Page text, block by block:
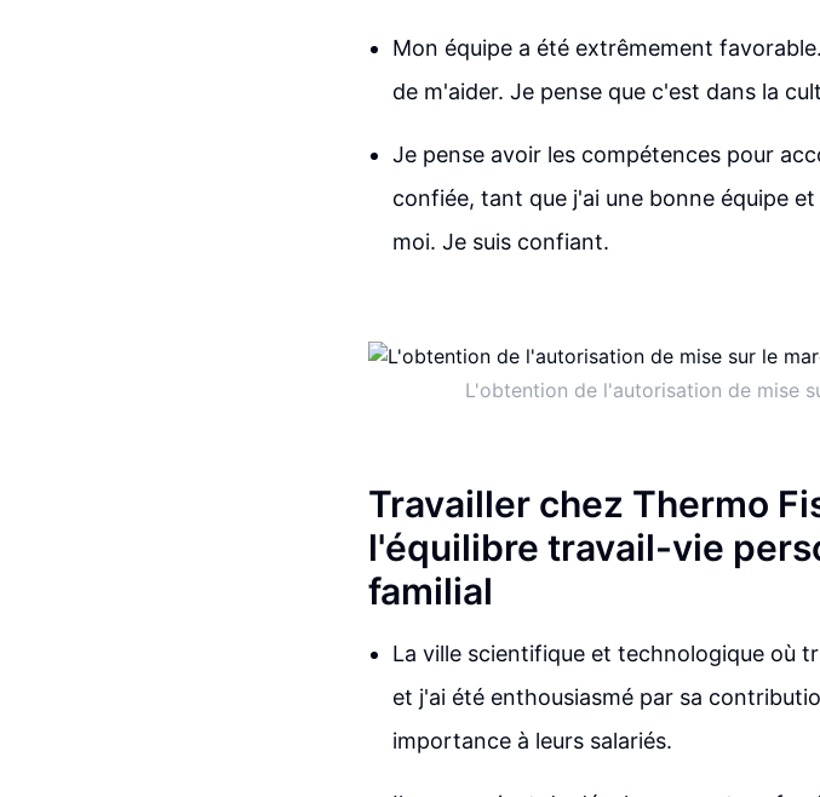
Mon équipe a été extrêmement
de m'aider. Je pense que c'est dans la
Je pense avoir les compétences pour
confiée, tant que j'ai une bonne équipe
moi. Je suis confiant.
L'obtention de l'autorisation de mise
Travailler chez Thermo
l'équilibre travail-vie
familial
La ville scientifique et technologique où
et j'ai été enthousiasmé par sa
importance à leurs salariés.